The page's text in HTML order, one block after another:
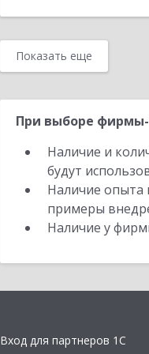
Показать еще
При выборе
Наличие и
будут
Наличие опыта
примеры
Наличие у
Вход для партнеров 1С